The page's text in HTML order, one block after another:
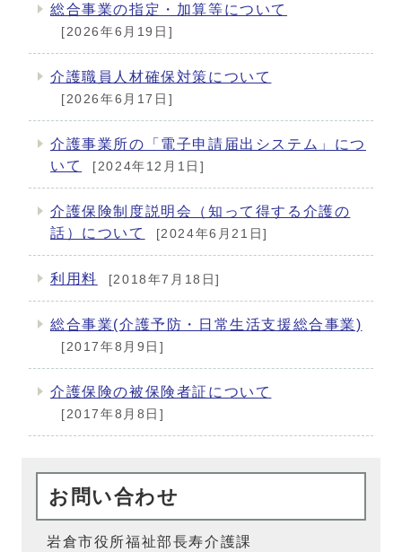
総合事業の指定・加算等について
[2026年6月19日]
介護職員人材確保対策について
[2026年6月17日]
介護事業所の「電子申請届出システム」につ
いて
[2024年12月1日]
介護保険制度説明会（知って得する介護の
話）について
[2024年6月21日]
利用料 [2018年7月18日]
総合事業(介護予防・日常生活支援総合事業)
[2017年8月9日]
介護保険の被保険者証について
[2017年8月8日]
お問い合わせ
岩倉市役所福祉部長寿介護課